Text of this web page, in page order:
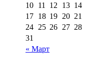
« Март
10 11 12 13 14
17 18 19 20 21
24 25 26 27 28
31